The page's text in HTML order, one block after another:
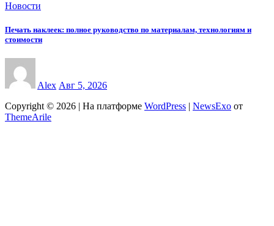
Новости
Печать наклеек: полное руководство по материалам, технологиям и
стоимости
Alex Авг 5, 2026
Copyright © 2026 | На платформе WordPress NewsExo от
ThemeArile